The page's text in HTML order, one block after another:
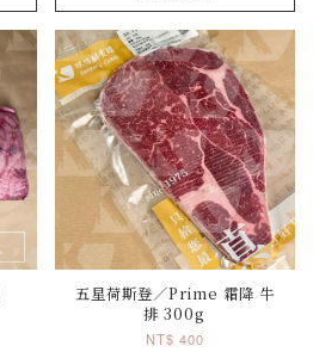
五星荷斯登／Prime 霜降 牛
排 300g
NT$ 400